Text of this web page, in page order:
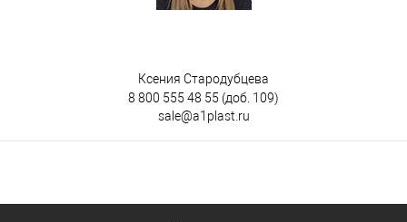
Ксения Стародубцева
8 800 555 48 55 (доб. 109)
sale@a1plast.ru